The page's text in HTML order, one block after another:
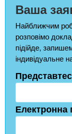
Ваша
Найближчим
розповімо
підійде,
індивідуальне
Електронна